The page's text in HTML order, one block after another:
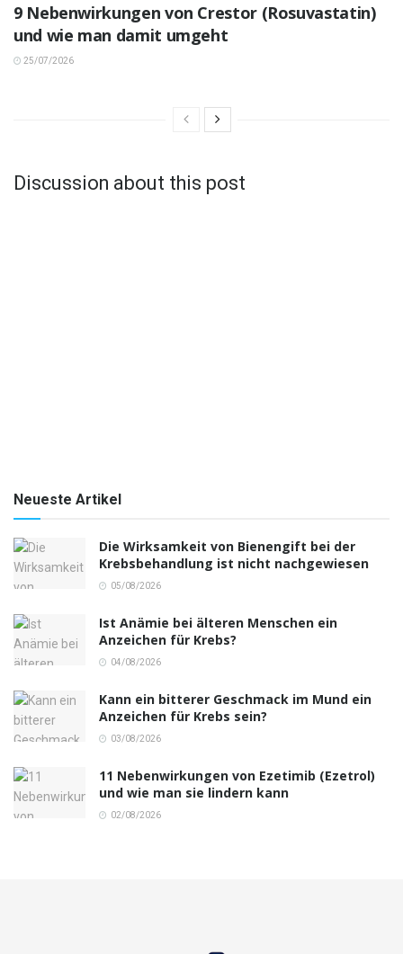
9 Nebenwirkungen von Crestor (Rosuvastatin)
und wie man damit umgeht
25/07/2026
Discussion about this post
Neueste Artikel
Die Wirksamkeit von Bienengift bei der
Krebsbehandlung ist nicht nachgewiesen
05/08/2026
Ist Anämie bei älteren Menschen ein
Anzeichen für Krebs?
04/08/2026
Kann ein bitterer Geschmack im Mund ein
Anzeichen für Krebs sein?
03/08/2026
11 Nebenwirkungen von Ezetimib (Ezetrol)
und wie man sie lindern kann
02/08/2026